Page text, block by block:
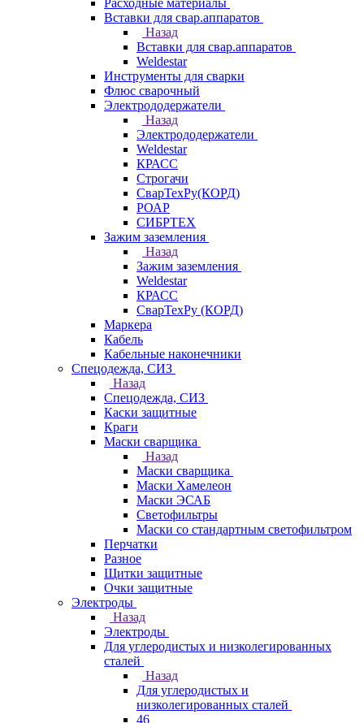
Расходные материалы
Вставки для свар.аппаратов
Назад
Вставки для свар.аппаратов
Weldestar
Инструменты для сварки
Флюс сварочный
Электрододержатели
Назад
Электрододержатели
Weldestar
КРАСС
Строгачи
СварТехРу(КОРД)
РОАР
СИБРТЕХ
Зажим заземления
Назад
Зажим заземления
Weldestar
КРАСС
СварТехРу (КОРД)
Маркера
Кабель
Кабельные наконечники
Спецодежда, СИЗ
Назад
Спецодежда, СИЗ
Каски защитные
Краги
Маски сварщика
Назад
Маски сварщика
Маски Хамелеон
Маски ЭСАБ
Светофильтры
Маски со стандартным светофильтром
Перчатки
Разное
Щитки защитные
Очки защитные
Электроды
Назад
Электроды
Для углеродистых и низколегированных
сталей
Назад
Для углеродистых и
низколегированных сталей
46